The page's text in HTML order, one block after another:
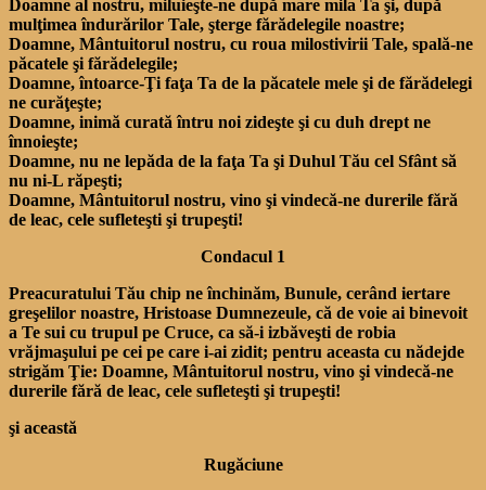
Doamne al nostru, miluieşte-ne după mare mila Ta şi, după
mulţimea îndurărilor Tale, şterge fărădelegile noastre;
Doamne, Mântuitorul nostru, cu roua milostivirii Tale, spală-ne
păcatele şi fărădelegile;
Doamne, întoarce-Ţi faţa Ta de la păcatele mele şi de fărădelegi
ne curăţeşte;
Doamne, inimă curată întru noi zideşte şi cu duh drept ne
înnoieşte;
Doamne, nu ne lepăda de la faţa Ta şi Duhul Tău cel Sfânt să
nu ni-L răpeşti;
Doamne, Mântuitorul nostru, vino şi vindecă-ne durerile fără
de leac, cele sufleteşti şi trupeşti!
Condacul 1
Preacuratului Tău chip ne închinăm, Bunule, cerând iertare
greşelilor noastre, Hristoase Dumnezeule, că de voie ai binevoit
a Te sui cu trupul pe Cruce, ca să-i izbăveşti de robia
vrăjmaşului pe cei pe care i-ai zidit; pentru aceasta cu nădejde
strigăm Ţie: Doamne, Mântuitorul nostru, vino şi vindecă-ne
durerile fără de leac, cele sufleteşti şi trupeşti!
şi această
Rugăciune